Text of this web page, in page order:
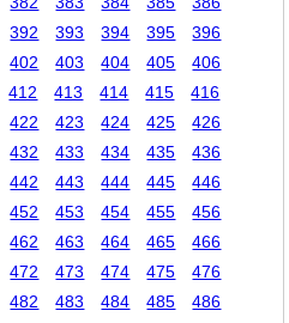
392 393 394 395
396
402 403 404 405
406
412 413 414 415
416
422 423 424 425
426
432 433 434 435
436
442 443 444 445
446
452 453 454 455
456
462 463 464 465
466
472 473 474 475
476
482 483 484 485
486